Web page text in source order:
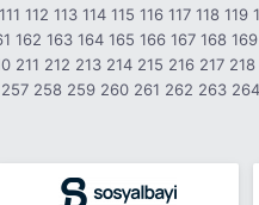
111 112 113 114 115 116 117 118 119
162 163 164 165 166 167 168 169
211 212 213 214 215 216 217 218
257 258 259 260 261 262 263 264